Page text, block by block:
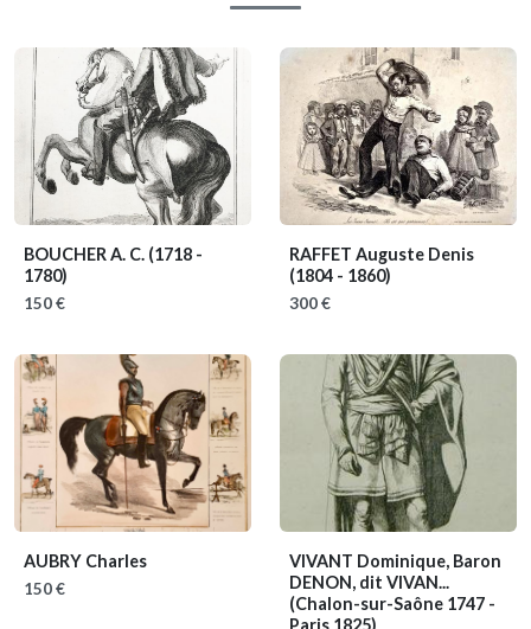
BOUCHER A. C. (1718 -
1780)
150 €
RAFFET Auguste Denis
(1804 - 1860)
300 €
AUBRY Charles
150 €
VIVANT Dominique, Baron
DENON, dit VIVAN...
(Chalon-sur-Saône 1747 -
Paris 1825)